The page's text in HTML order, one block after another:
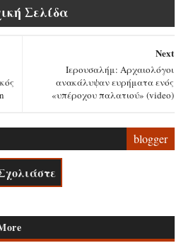
Σελίδα
Next
Ιερουσαλήμ: Αρχαιολόγοι
ανακάλυψαν ευρήματα ενός
«υπέροχου παλατιού» (video)
blogger